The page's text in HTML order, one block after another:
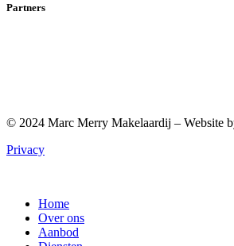
Partners
© 2024 Marc Merry Makelaardij – Website
Privacy
Home
Over ons
Aanbod